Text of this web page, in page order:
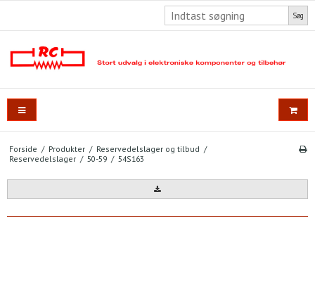
Søg
Forside / Produkter / Reservedelslager og tilbud /
Reservedelslager / 50-59 / 54S163